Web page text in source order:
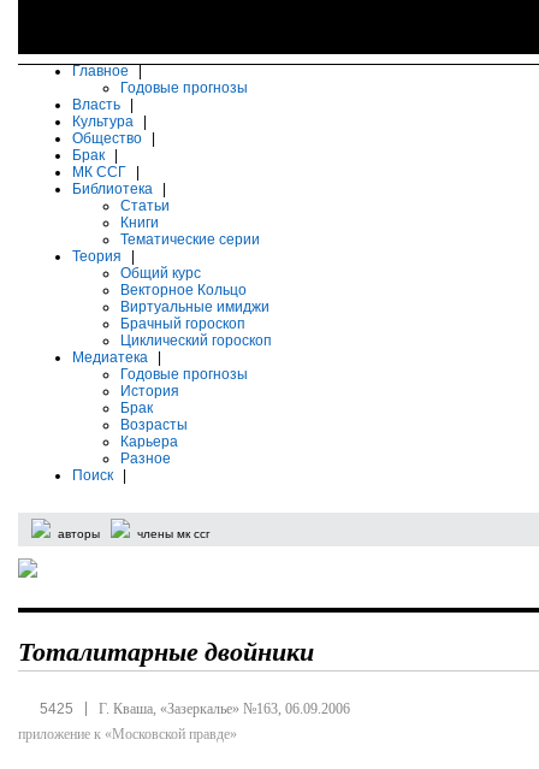
Главное
Годовые прогнозы
Власть
Культура
Общество
Брак
МК ССГ
Библиотека
Статьи
Книги
Тематические серии
Теория
Общий курс
Векторное Кольцо
Виртуальные имиджи
Брачный гороскоп
Циклический гороскоп
Медиатека
Годовые прогнозы
История
Брак
Возрасты
Карьера
Разное
Поиск
авторы члены мк ссг
Тоталитарные двойники
5425
Г. Кваша, «Зазеркалье» №163, 06.09.2006
приложение к «Московской правде»